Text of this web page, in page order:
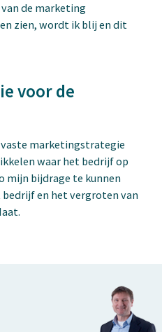
de marketing
zien, wordt ik blij en dit
voor de
vaste marketingstrategie
waar het bedrijf op
mijn bijdrage te kunnen
bedrijf en het vergroten van